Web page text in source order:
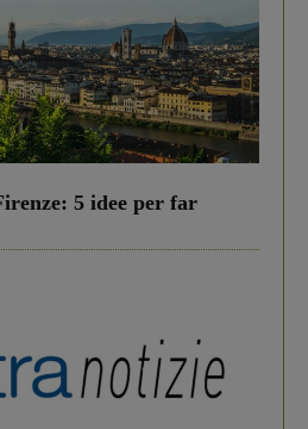
5 idee per far